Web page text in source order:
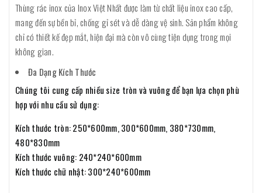
Thùng rác inox của Inox Việt Nhất được làm từ chất liệu inox cao cấp,
mang đến sự bền bỉ, chống gỉ sét và dễ dàng vệ sinh. Sản phẩm không
chỉ có thiết kế đẹp mắt, hiện đại mà còn vô cùng tiện dụng trong mọi
không gian.
Đa Dạng Kích Thước
Chúng tôi cung cấp nhiều size tròn và vuông để bạn lựa chọn phù
hợp với nhu cầu sử dụng:
Kích thước tròn: 250*600mm, 300*600mm, 380*730mm,
480*830mm
Kích thước vuông: 240*240*600mm
Kích thước chữ nhật: 300*240*600mm